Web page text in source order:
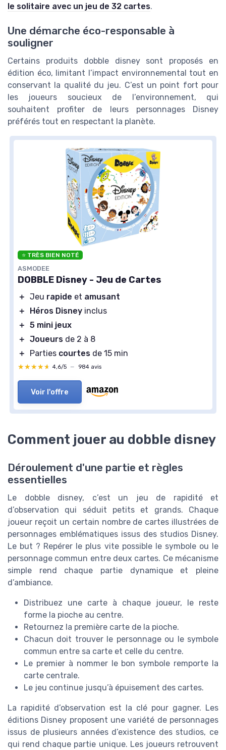
le solitaire avec un jeu de 32 cartes.
Une démarche éco-responsable à
souligner
Certains produits dobble disney sont proposés en
édition éco, limitant l’impact environnemental tout en
conservant la qualité du jeu. C’est un point fort pour
les joueurs soucieux de l’environnement, qui
souhaitent profiter de leurs personnages Disney
préférés tout en respectant la planète.
⭐ TRÈS BIEN NOTÉ
ASMODEE
DOBBLE Disney - Jeu de Cartes
＋ Jeu rapide et amusant
＋
Héros Disney inclus
＋ 5 mini jeux
＋ Joueurs de 2 à 8
＋
Parties courtes de 15 min
★★★★★
★★★★★ 4,6/5 — 984 avis
Voir l'offre
Comment jouer au dobble disney
Déroulement d'une partie et règles
essentielles
Le dobble disney, c’est un jeu de rapidité et
d’observation qui séduit petits et grands. Chaque
joueur reçoit un certain nombre de cartes illustrées de
personnages emblématiques issus des studios Disney.
Le but ? Repérer le plus vite possible le symbole ou le
personnage commun entre deux cartes. Ce mécanisme
simple rend chaque partie dynamique et pleine
d’ambiance.
Distribuez une carte à chaque joueur, le reste
forme la pioche au centre.
Retournez la première carte de la pioche.
Chacun doit trouver le personnage ou le symbole
commun entre sa carte et celle du centre.
Le premier à nommer le bon symbole remporte la
carte centrale.
Le jeu continue jusqu’à épuisement des cartes.
La rapidité d’observation est la clé pour gagner. Les
éditions Disney proposent une variété de personnages
issus de plusieurs années d’existence des studios, ce
qui rend chaque partie unique. Les joueurs retrouvent